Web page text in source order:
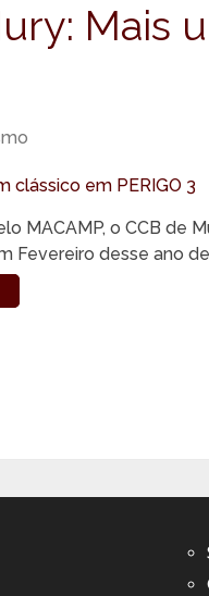
Mais
MACAMP, o CCB de
Fevereiro desse ano